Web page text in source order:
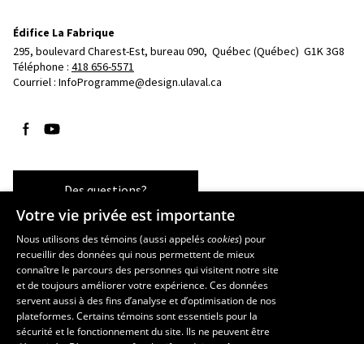
Édifice La Fabrique
295, boulevard Charest-Est, bureau 090, Québec (Québec)  G1K 3G8
Téléphone : 418 656-5571
Courriel : InfoProgramme@design.ulaval.ca
Suivez-nous sur Facebook
Suivez-nous sur YouTube
Des questions?
Les écoles et la recherche
École d’architecture
École d’art
École supérieure d’aménagement du territoire et de développement
régional
Votre vie privée est importante
Nous utilisons des témoins (aussi appeléscookies) pour
recueillir des données qui nous permettent de mieux
connaître le parcours des personnes qui visitent notre site
et de toujours améliorer votre expérience. Ces données
servent aussi à des fins d’analyse et d’optimisation de nos
plateformes. Certains témoins sont essentiels pour la
sécurité et le fonctionnement du site. Ils ne peuvent être